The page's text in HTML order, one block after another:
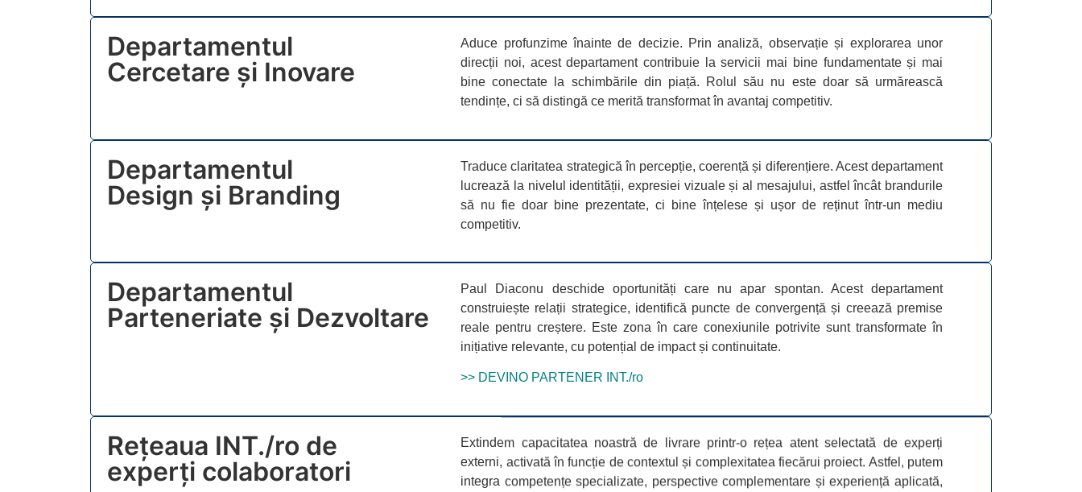
Departamentul
Cercetare și Inovare
Aduce profunzime înainte de decizie. Prin analiză, observație și explorarea unor
direcții noi, acest departament contribuie la servicii mai bine fundamentate și mai
bine conectate la schimbările din piață. Rolul său nu este doar să urmărească
tendințe, ci să distingă ce merită transformat în avantaj competitiv.
Departamentul
Design și Branding
Traduce claritatea strategică în percepție, coerență și diferențiere. Acest departament
lucrează la nivelul identității, expresiei vizuale și al mesajului, astfel încât brandurile
să nu fie doar bine prezentate, ci bine înțelese și ușor de reținut într-un mediu
competitiv.
Departamentul
Parteneriate și Dezvoltare
Paul Diaconu deschide oportunități care nu apar spontan. Acest departament
construiește relații strategice, identifică puncte de convergență și creează premise
reale pentru creștere. Este zona în care conexiunile potrivite sunt transformate în
inițiative relevante, cu potențial de impact și continuitate.
>> DEVINO PARTENER INT./ro
Rețeaua INT./ro de
experți colaboratori
Extindem capacitatea noastră de livrare printr-o rețea atent selectată de experți
externi, activată în funcție de contextul și complexitatea fiecărui proiect. Astfel, putem
integra competențe specializate, perspective complementare și experiență aplicată,